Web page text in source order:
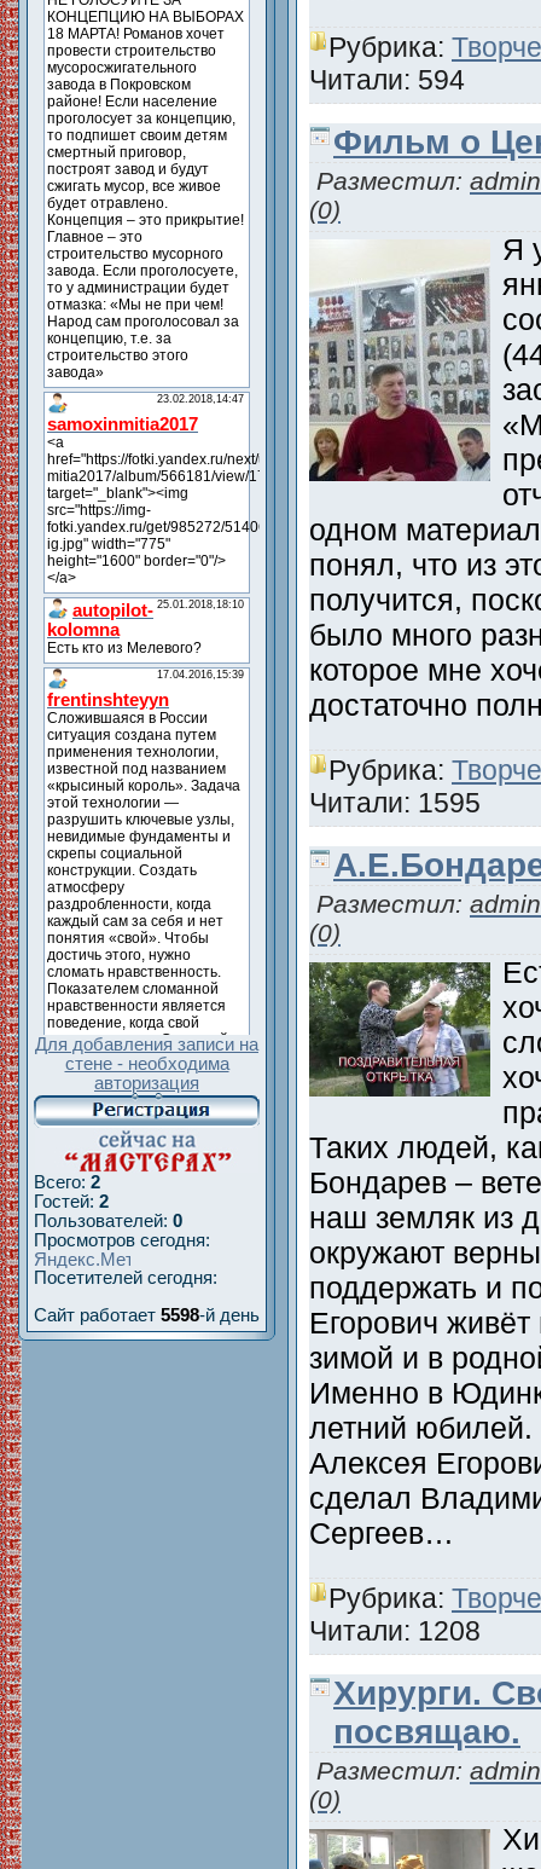
Для добавления записи на
стене - необходима
авторизация
Всего: 2
Гостей: 2
Пользователей: 0
Просмотров сегодня:
Посетителей сегодня:
Сайт работает 5598-й день
Рубрика:
Читали: 594
Фильм о
Разместил: admin
(0)
Я
одном
понял, что из
получится,
было много
которое мне
достаточно
Рубрика:
Читали: 1595
Разместил: admin
(0)
Таких людей,
Бондарев –
наш земляк из
окружают
поддержать и
Егорович
зимой и в
Именно в
летний юбилей.
Алексея
сделал
Сергеев…
Рубрика:
Читали: 1208
Хирурги.
посвящаю.
Разместил: admin
(0)